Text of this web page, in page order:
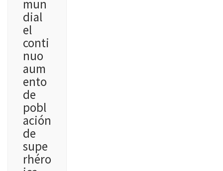
mun
dial
el
conti
nuo
aum
ento
de
pobl
ación
de
supe
rhéro